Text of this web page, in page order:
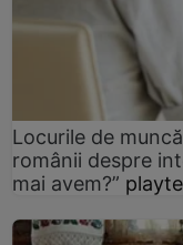
Locurile de
românii despre
mai avem?”